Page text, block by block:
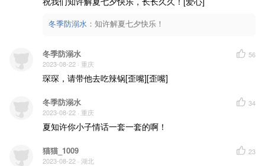
冬季防溺水 ： 知许解夏七夕快乐！
冬季防溺水
2023-08-22 · 重庆
56
琛琛，请带他去吃辣锅[歪嘴][歪嘴]
冬季防溺水
2023-08-22 · 重庆
34
夏知许你小子情话一套一套的啊！
猫猫_1009
2023-08-22 · 湖北
23